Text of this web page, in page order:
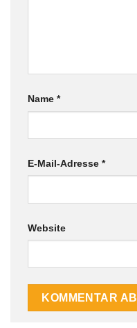
Name *
E-Mail-Adresse *
Website